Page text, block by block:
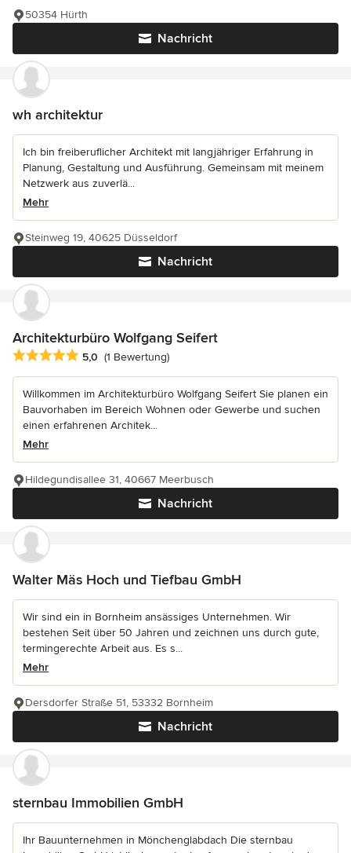
Nachricht
50354 Hürth
wh architektur
Ich bin freiberuflicher Architekt mit langjähriger Erfahrung in
Planung, Gestaltung und Ausführung. Gemeinsam mit meinem
Netzwerk aus zuverlä...
Mehr
Nachricht
Steinweg 19, 40625 Düsseldorf
Architekturbüro Wolfgang Seifert
Durchschnittliche Bewertung: 5 von 5 Sternen
5,0 (1 Bewertung)
Willkommen im Architekturbüro Wolfgang Seifert Sie planen ein
Bauvorhaben im Bereich Wohnen oder Gewerbe und suchen
einen erfahrenen Architek...
Mehr
Nachricht
Hildegundisallee 31, 40667 Meerbusch
Walter Mäs Hoch und Tiefbau GmbH
Wir sind ein in Bornheim ansässiges Unternehmen. Wir
bestehen Seit über 50 Jahren und zeichnen uns durch gute,
termingerechte Arbeit aus. Es s...
Mehr
Nachricht
Dersdorfer Straße 51, 53332 Bornheim
sternbau Immobilien GmbH
Ihr Bauunternehmen in Mönchenglabdach Die sternbau